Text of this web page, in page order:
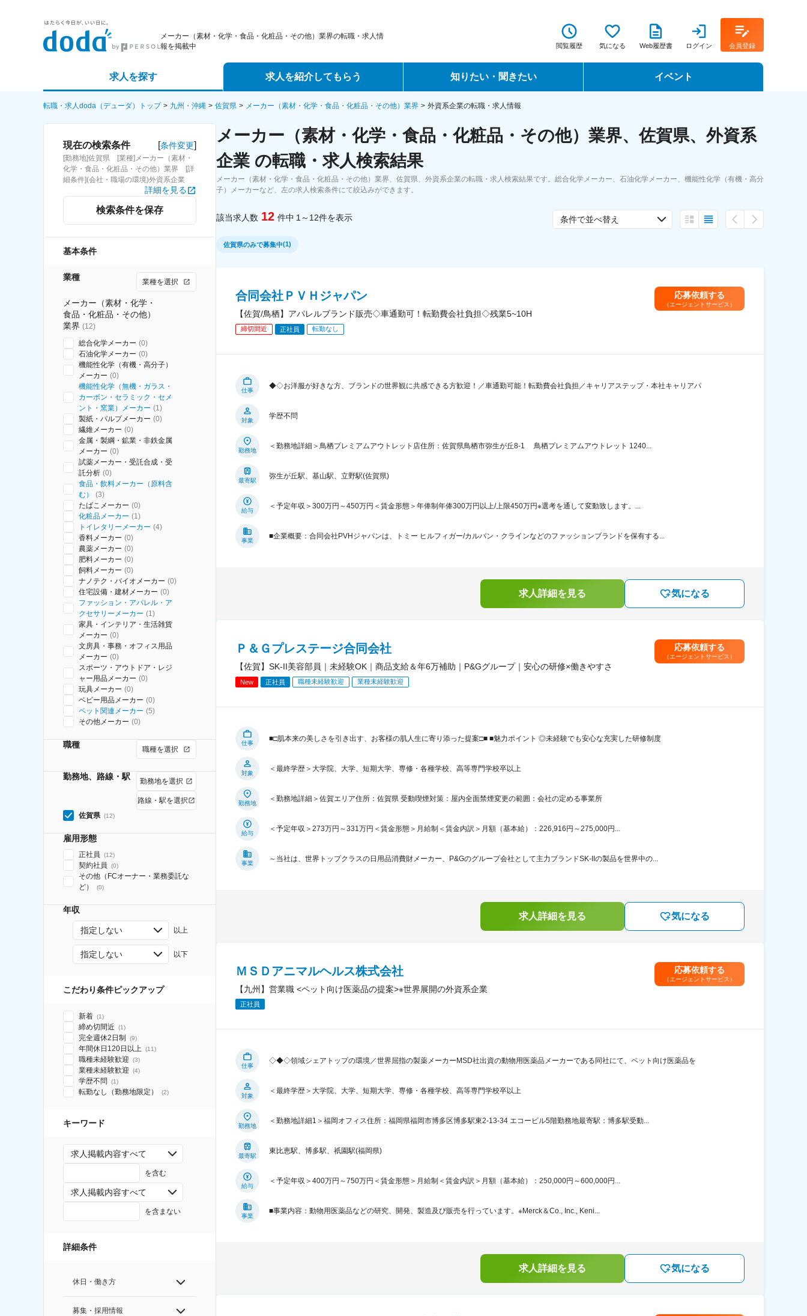
メーカー（素材・化学・食品・化粧品・その他）業界の転職・求人情
報を掲載中
閲覧履歴 気になる Web履歴書 ログイン 会員登録
求人を探す
詳細条件から探す
求人特集から探す
求人を紹介してもらう
エージェントサービス
スカウトサービス
パートナーエージェントサービス
知りたい・聞きたい
転職ノウハウ
データで見る転職
コラム・インタビュー
イベント
転職フェア
転職・求人doda（デューダ）トップ 九州・沖縄 佐賀県 メーカー（素材・化学・食品・化粧品・その他）業界 外資系企業の転職・求人情報
現在の検索条件 [条件変更]
[勤務地]佐賀県 [業種]メーカー（素材・
化学・食品・化粧品・その他）業界 [詳
細条件](会社・職場の環境)外資系企業
詳細を見る
検索条件を保存
基本条件
業種 業種を選択
メーカー（素材・化学・
食品・化粧品・その他）
業界 (12)
総合化学メーカー (0)
石油化学メーカー (0)
機能性化学（有機・高分子）
メーカー (0)
機能性化学（無機・ガラス・
カーボン・セラミック・セメ
ント・窯業）メーカー (1)
製紙・パルプメーカー (0)
繊維メーカー (0)
金属・製綱・鉱業・非鉄金属
メーカー (0)
試薬メーカー・受託合成・受
託分析 (0)
食品・飲料メーカー（原料含
む）
(3)
たばこメーカー (0)
化粧品メーカー (1)
トイレタリーメーカー (4)
香料メーカー (0)
農薬メーカー (0)
肥料メーカー (0)
飼料メーカー (0)
ナノテク・バイオメーカー (0)
住宅設備・建材メーカー (0)
ファッション・アパレル・ア
クセサリーメーカー (1)
家具・インテリア・生活雑貨
メーカー (0)
文房具・事務・オフィス用品
メーカー (0)
スポーツ・アウトドア・レジ
ャー用品メーカー (0)
玩具メーカー (0)
ベビー用品メーカー (0)
ペット関連メーカー (5)
その他メーカー (0)
職種 職種を選択
勤務地、路線・駅 勤務地を選択
路線・駅を選択
佐賀県 (12)
雇用形態
正社員 (12)
契約社員 (0)
その他（FCオーナー・業務委託な
ど）
(0)
年収
指定しない 以上
指定しない 以下
こだわり条件ピックアップ
新着 (1)
締め切間近 (1)
完全週休2日制 (9)
年間休日120日以上 (11)
職種未経験歓迎 (3)
業種未経験歓迎 (4)
学歴不問 (1)
転勤なし（勤務地限定） (2)
キーワード
求人掲載内容すべて
を含む
求人掲載内容すべて
を含まない
詳細条件
休日・働き方
募集・採用情報
メーカー（素材・化学・食品・化粧品・その他）業界、佐賀県、外資系
企業 の転職・求人検索結果
メーカー（素材・化学・食品・化粧品・その他）業界、佐賀県、外資系企業の転職・求人検索結果です。総合化学メーカー、石油化学メーカー、機能性化学（有機・高分
子）メーカーなど、左の求人検索条件にて絞込みができます。
該当求人数 12 件中 1～12件を表示 条件で並べ替え
佐賀県のみで募集中(1)
合同会社ＰＶＨジャパン
【佐賀/鳥栖】アパレルブランド販売◇車通勤可！転勤費会社負担◇残業5~10H
締切間近 正社員 転勤なし
応募依頼する
（エージェントサービス）
仕事
◆◇お洋服が好きな方、ブランドの世界観に共感できる方歓迎！／車通勤可能！転勤費会社負担／キャリアステップ・本社キャリアパ
対象
学歴不問
勤務地
＜勤務地詳細＞鳥栖プレミアムアウトレット店住所：佐賀県鳥栖市弥生が丘8-1 鳥栖プレミアムアウトレット 1240...
最寄駅
弥生が丘駅、基山駅、立野駅(佐賀県)
給与
＜予定年収＞300万円～450万円＜賃金形態＞年俸制年俸300万円以上/上限450万円※選考を通して変動致します。...
事業
■企業概要：合同会社PVHジャパンは、トミー ヒルフィガー/カルバン・クラインなどのファッションブランドを保有する...
求人詳細を見る 気になる
Ｐ＆Ｇプレステージ合同会社
【佐賀】SK-II美容部員｜未経験OK｜商品支給＆年6万補助｜P&Gグループ｜安心の研修×働きやすさ
New 正社員 職種未経験歓迎 業種未経験歓迎
応募依頼する
（エージェントサービス）
仕事
■□肌本来の美しさを引き出す、お客様の肌人生に寄り添った提案□■ ■魅力ポイント ◎未経験でも安心な充実した研修制度
対象
＜最終学歴＞大学院、大学、短期大学、専修・各種学校、高等専門学校卒以上
勤務地
＜勤務地詳細＞佐賀エリア住所：佐賀県 受動喫煙対策：屋内全面禁煙変更の範囲：会社の定める事業所
給与
＜予定年収＞273万円～331万円＜賃金形態＞月給制＜賃金内訳＞月額（基本給）：226,916円～275,000円...
事業
～当社は、世界トップクラスの日用品消費財メーカー、P&Gのグループ会社として主力ブランドSK-IIの製品を世界中の...
求人詳細を見る 気になる
ＭＳＤアニマルヘルス株式会社
【九州】営業職 <ペット向け医薬品の提案>※世界展開の外資系企業
正社員
応募依頼する
（エージェントサービス）
仕事
◇◆◇領域シェアトップの環境／世界屈指の製薬メーカーMSD社出資の動物用医薬品メーカーである同社にて、ペット向け医薬品を
対象
＜最終学歴＞大学院、大学、短期大学、専修・各種学校、高等専門学校卒以上
勤務地
＜勤務地詳細1＞福岡オフィス住所：福岡県福岡市博多区博多駅東2-13-34 エコービル5階勤務地最寄駅：博多駅受動...
最寄駅
東比恵駅、博多駅、祇園駅(福岡県)
給与
＜予定年収＞400万円～750万円＜賃金形態＞月給制＜賃金内訳＞月額（基本給）：250,000円～600,000円...
事業
■事業内容：動物用医薬品などの研究、開発、製造及び販売を行っています。※Merck＆Co., Inc., Keni...
求人詳細を見る 気になる